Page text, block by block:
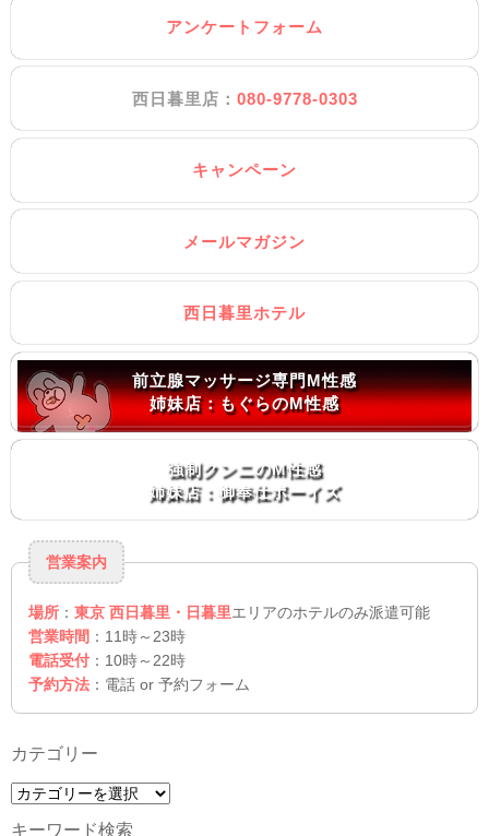
アンケートフォーム
西日暮里店： 080-9778-0303
キャンペーン
メールマガジン
西日暮里ホテル
前立腺マッサージ専門M性感
姉妹店：もぐらのM性感
強制クンニのM性感
姉妹店：御奉仕ボーイズ
営業案内
場所 ： 東京 西日暮里・日暮里エリアのホテルのみ派遣可能
営業時間 ：11時～23時
電話受付 ：10時～22時
予約方法 ：電話 or 予約フォーム
カテゴリー
カ
キーワード検索